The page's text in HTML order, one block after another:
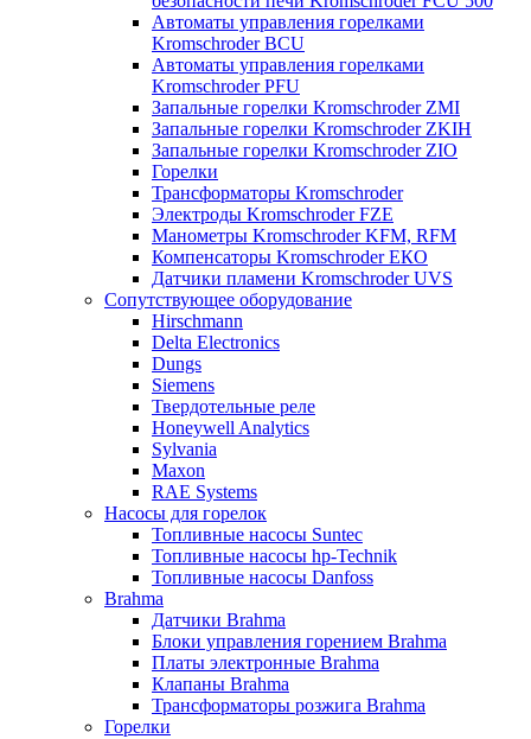
Автоматы управления горелками
Kromschroder BCU
Автоматы управления горелками
Kromschroder PFU
Запальные горелки Kromschroder ZМI
Запальные горелки Kromschroder ZKIH
Запальные горелки Kromschroder ZIO
Горелки
Трансформаторы Kromschroder
Электроды Kromschroder FZE
Манометры Kromschroder KFM, RFM
Компенсаторы Kromschroder ЕКО
Датчики пламени Kromschroder UVS
Сопутствующее оборудование
Hirschmann
Delta Electronics
Dungs
Siemens
Твердотельные реле
Honeywell Analytics
Sylvania
Maxon
RAE Systems
Насосы для горелок
Топливные насосы Suntec
Топливные насосы hp-Technik
Топливные насосы Danfoss
Brahma
Датчики Brahma
Блоки управления горением Brahma
Платы электронные Brahma
Клапаны Brahma
Трансформаторы розжига Brahma
Горелки